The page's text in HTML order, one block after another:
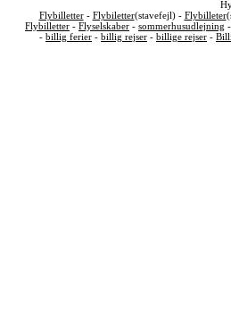
Flybilletter- Flybiletter(stavefejl) - Flybilleter
Flybilletter - Flyselskaber - sommerhusudlejning
- billig ferier - billig rejser - billige rejser -